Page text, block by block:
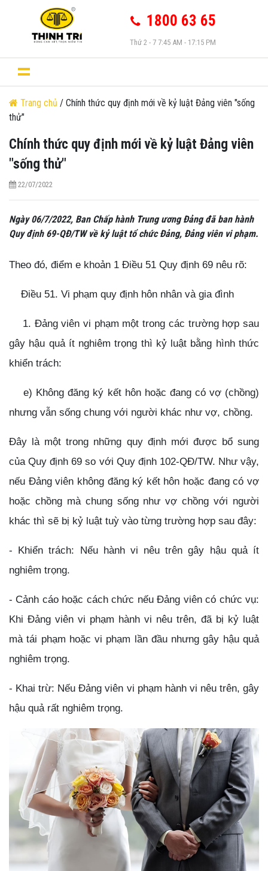
1800 63 65
Thứ 2 - 7 7:45 AM - 17:15 PM
Trang chủ / Chính thức quy định mới về kỷ luật Đảng viên "sống
thử"
Chính thức quy định mới về kỷ luật Đảng viên
"sống thử"
22/07/2022
Ngày 06/7/2022, Ban Chấp hành Trung ương Đảng đã ban hành
Quy định 69-QĐ/TW về kỷ luật tổ chức Đảng, Đảng viên vi phạm.
Theo đó, điểm e khoản 1 Điều 51 Quy định 69 nêu rõ:
Điều 51. Vi phạm quy định hôn nhân và gia đình
1. Đảng viên vi phạm một trong các trường hợp sau
gây hậu quả ít nghiêm trọng thì kỷ luật bằng hình thức
khiển trách:
e) Không đăng ký kết hôn hoặc đang có vợ (chồng)
nhưng vẫn sống chung với người khác như vợ, chồng.
Đây là một trong những quy định mới được bổ sung
của Quy định 69 so với Quy định 102-QĐ/TW. Như vậy,
nếu Đảng viên không đăng ký kết hôn hoặc đang có vợ
hoặc chồng mà chung sống như vợ chồng với người
khác thì sẽ bị kỷ luật tuỳ vào từng trường hợp sau đây:
- Khiển trách: Nếu hành vi nêu trên gây hậu quả ít
nghiêm trọng.
- Cảnh cáo hoặc cách chức nếu Đảng viên có chức vụ:
Khi Đảng viên vi phạm hành vi nêu trên, đã bị kỷ luật
mà tái phạm hoặc vi phạm lần đầu nhưng gây hậu quả
nghiêm trọng.
- Khai trừ: Nếu Đảng viên vi phạm hành vi nêu trên, gây
hậu quả rất nghiêm trọng.